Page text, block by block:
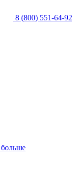
8 (800) 551-64-92